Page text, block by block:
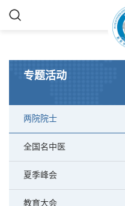
专题活动
两院院士
全国名中医
夏季峰会
教育大会